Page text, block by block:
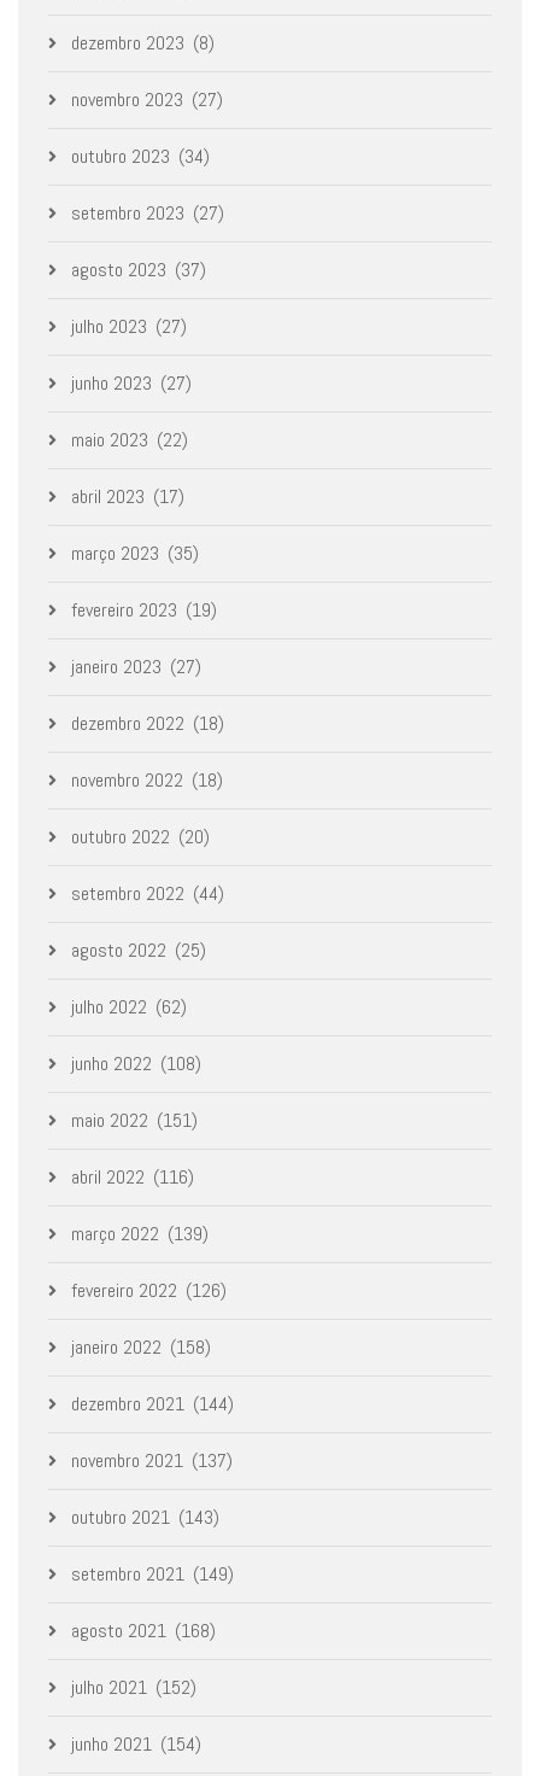
dezembro 2023 (8)
novembro 2023 (27)
outubro 2023 (34)
setembro 2023 (27)
agosto 2023 (37)
julho 2023 (27)
junho 2023 (27)
maio 2023 (22)
abril 2023 (17)
março 2023 (35)
fevereiro 2023 (19)
janeiro 2023 (27)
dezembro 2022 (18)
novembro 2022 (18)
outubro 2022 (20)
setembro 2022 (44)
agosto 2022 (25)
julho 2022 (62)
junho 2022 (108)
maio 2022 (151)
abril 2022 (116)
março 2022 (139)
fevereiro 2022 (126)
janeiro 2022 (158)
dezembro 2021 (144)
novembro 2021 (137)
outubro 2021 (143)
setembro 2021 (149)
agosto 2021 (168)
julho 2021 (152)
junho 2021 (154)